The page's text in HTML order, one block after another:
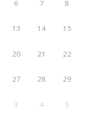
6 7 8
13 14 15
20 21 22
27 28 29
3 4 5